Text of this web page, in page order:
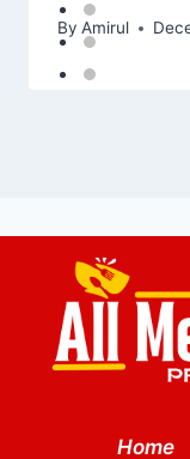
By Amirul
Home